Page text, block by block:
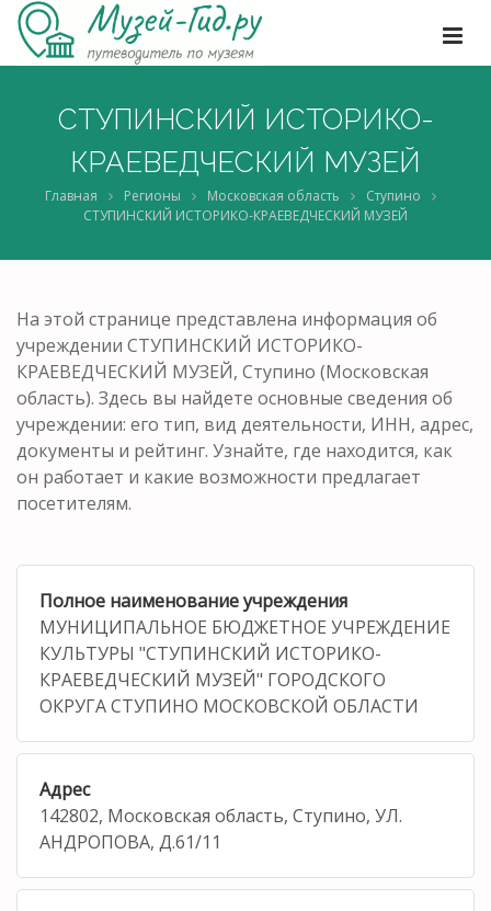
СТУПИНСКИЙ ИСТОРИКО-
КРАЕВЕДЧЕСКИЙ МУЗЕЙ
Главная Регионы Московская область
Ступино
СТУПИНСКИЙ ИСТОРИКО-КРАЕВЕДЧЕСКИЙ МУЗЕЙ
На этой странице представлена информация об
учреждении СТУПИНСКИЙ ИСТОРИКО-
КРАЕВЕДЧЕСКИЙ МУЗЕЙ, Ступино (Московская
область). Здесь вы найдете основные сведения об
учреждении: его тип, вид деятельности, ИНН, адрес,
документы и рейтинг. Узнайте, где находится, как
он работает и какие возможности предлагает
посетителям.
Полное наименование учреждения
МУНИЦИПАЛЬНОЕ БЮДЖЕТНОЕ УЧРЕЖДЕНИЕ
КУЛЬТУРЫ "СТУПИНСКИЙ ИСТОРИКО-
КРАЕВЕДЧЕСКИЙ МУЗЕЙ" ГОРОДСКОГО
ОКРУГА СТУПИНО МОСКОВСКОЙ ОБЛАСТИ
Адрес
142802, Московская область, Ступино, УЛ.
АНДРОПОВА, Д.61/11